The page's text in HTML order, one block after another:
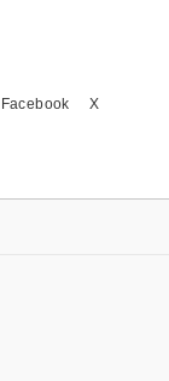
Facebook X